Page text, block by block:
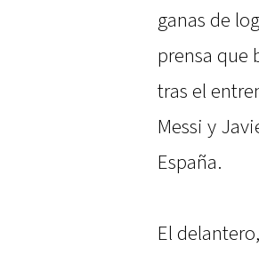
ganas de
prensa que
tras el
Messi y
España.
El